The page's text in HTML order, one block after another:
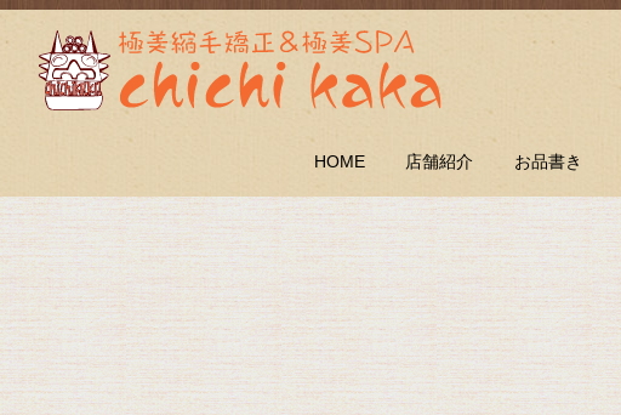
HOME 店舗紹介 お品書き